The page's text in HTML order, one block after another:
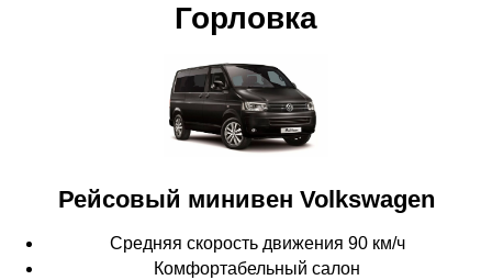
Горловка
Рейсовый минивен Volkswagen
Средняя скорость движения 90 км/ч
Комфортабельный салон